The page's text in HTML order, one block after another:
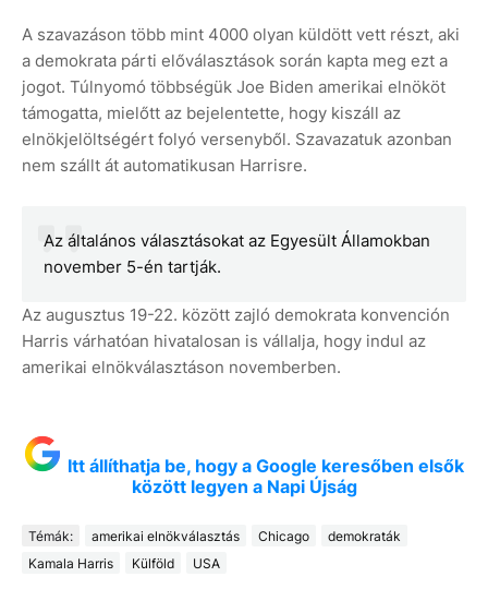
A szavazáson több mint 4000 olyan küldött vett részt, aki
a demokrata párti előválasztások során kapta meg ezt a
jogot. Túlnyomó többségük Joe Biden amerikai elnököt
támogatta, mielőtt az bejelentette, hogy kiszáll az
elnökjelöltségért folyó versenyből. Szavazatuk azonban
nem szállt át automatikusan Harrisre.
Az általános választásokat az Egyesült Államokban
november 5-én tartják.
Az augusztus 19-22. között zajló demokrata konvención
Harris várhatóan hivatalosan is vállalja, hogy indul az
amerikai elnökválasztáson novemberben.
Itt állíthatja be, hogy a Google keresőben elsők
között legyen a Napi Újság
Témák: amerikai elnökválasztás Chicago
demokraták
Kamala Harris
Külföld USA